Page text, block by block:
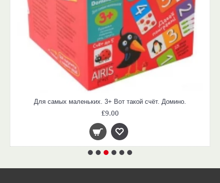
Для самых маленьких. 3+ Вот такой счёт. Домино.
£9.00